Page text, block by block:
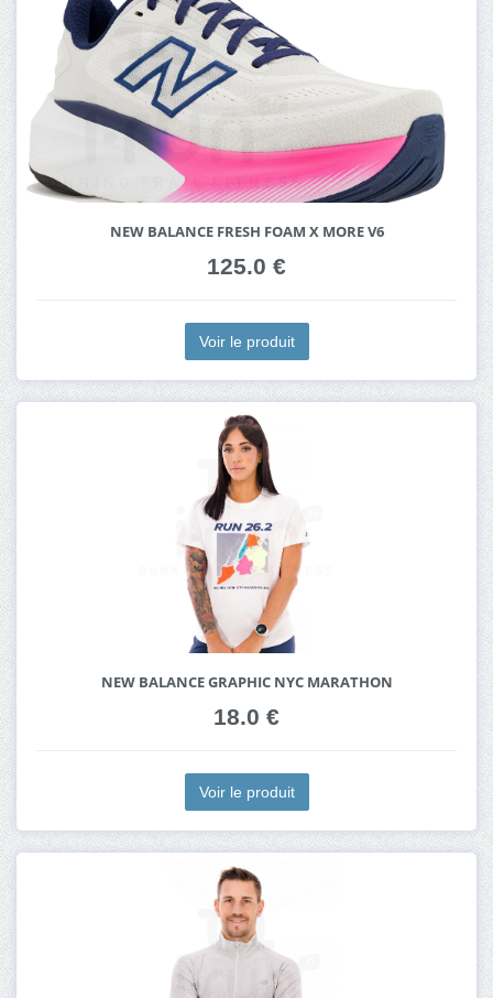
NEW BALANCE FRESH FOAM X MORE V6
125.0 €
Voir le produit
NEW BALANCE GRAPHIC NYC MARATHON
18.0 €
Voir le produit